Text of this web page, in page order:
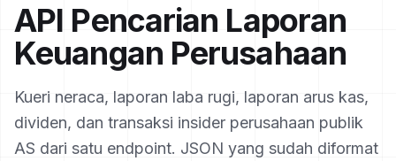
API Pencarian Laporan
Keuangan Perusahaan
Kueri neraca, laporan laba rugi, laporan arus kas,
dividen, dan transaksi insider perusahaan publik
AS dari satu endpoint. JSON yang sudah diformat